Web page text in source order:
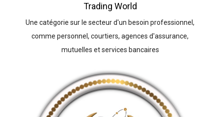
Trading World
Une catégorie sur le secteur d'un besoin professionnel,
comme personnel, courtiers, agences d'assurance,
mutuelles et services bancaires